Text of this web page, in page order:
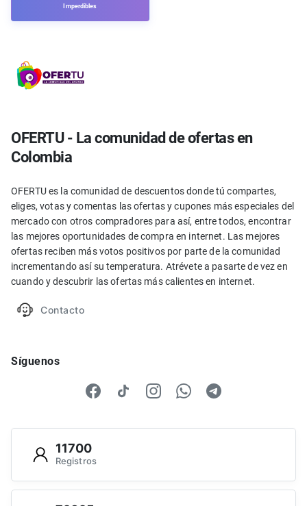
Imperdibles
OFERTU - La comunidad de ofertas en
Colombia
OFERTU es la comunidad de descuentos donde tú compartes,
eliges, votas y comentas las ofertas y cupones más especiales del
mercado con otros compradores para así, entre todos, encontrar
las mejores oportunidades de compra en internet. Las mejores
ofertas reciben más votos positivos por parte de la comunidad
incrementando así su temperatura. Atrévete a pasarte de vez en
cuando y descubrir las ofertas más calientes en internet.
Contacto
Síguenos
11700
Registros